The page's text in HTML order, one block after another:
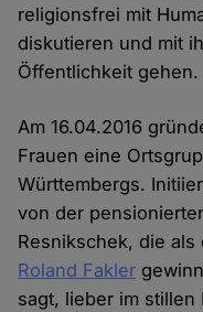
religionsfrei mit
diskutieren und mit
Öffentlichkeit gehen.
Am 16.04.2016
Frauen eine
Württembergs.
von der
Resnikschek, die
Roland Fakler
sagt, lieber im stillen